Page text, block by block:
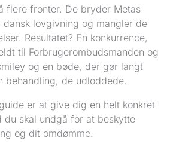
flere fronter. De bryder Metas
dansk lovgivning og mangler de
Resultatet? En konkurrence,
til Forbrugerombudsmanden og
og en bøde, der gør langt
behandling, de udloddede.
er at give dig en helt konkret
du skal undgå for at beskytte
og dit omdømme.